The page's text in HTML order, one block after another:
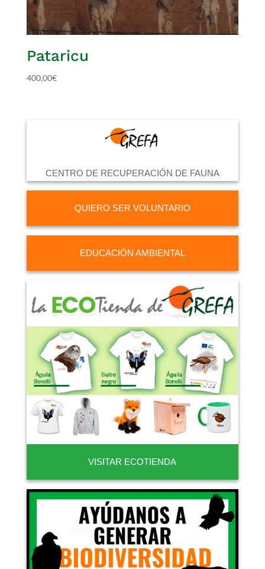
Pataricu
400,00€
CENTRO DE RECUPERACIÓN DE FAUNA
QUIERO SER VOLUNTARIO
EDUCACIÓN AMBIENTAL
VISITAR ECOTIENDA